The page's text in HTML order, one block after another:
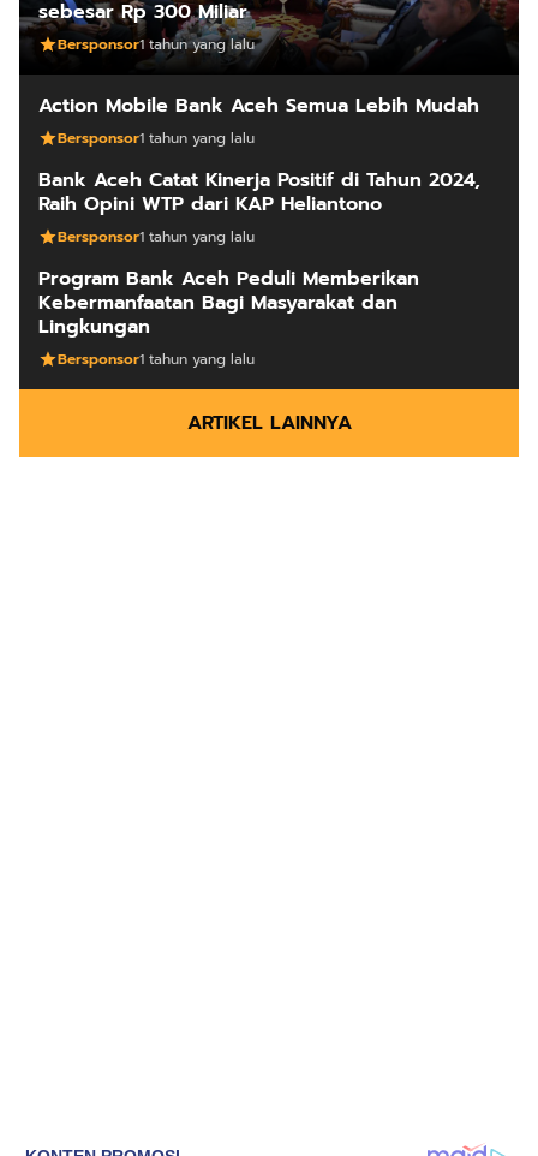
sebesar Rp 300 Miliar
Bersponsor1 tahun yang lalu
Action Mobile Bank Aceh Semua Lebih Mudah
Bersponsor1 tahun yang lalu
Bank Aceh Catat Kinerja Positif di Tahun 2024,
Raih Opini WTP dari KAP Heliantono
Bersponsor1 tahun yang lalu
Program Bank Aceh Peduli Memberikan
Kebermanfaatan Bagi Masyarakat dan
Lingkungan
Bersponsor1 tahun yang lalu
ARTIKEL LAINNYA